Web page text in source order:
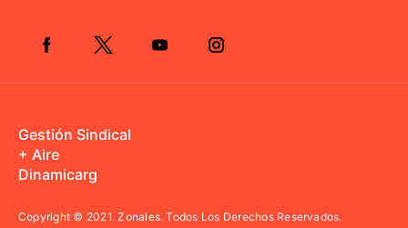
Gestión Sindical
+ Aire
Dinamicarg
Copyright © 2021.Zonales. Todos Los Derechos Reservados.